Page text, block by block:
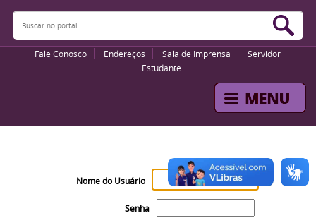
Buscar no portal
Fale Conosco Endereços Sala de Imprensa
Servidor
Estudante
Nome do Usuário
Senha